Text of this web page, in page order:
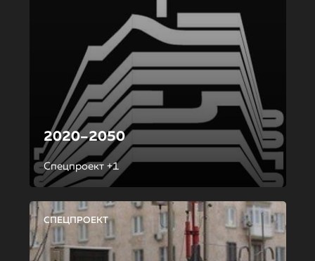
2020–2050
Спецпроект +1
СПЕЦПРОЕКТ